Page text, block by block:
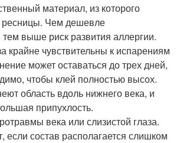
материал, из которого
ресницы. Чем дешевле
выше риск развития аллергии.
крайне чувствительны к испарениям
может оставаться до трех дней,
чтобы клей полностью высох.
область вдоль нижнего века, и
припухлость.
века или слизистой глаза.
если состав располагается слишком